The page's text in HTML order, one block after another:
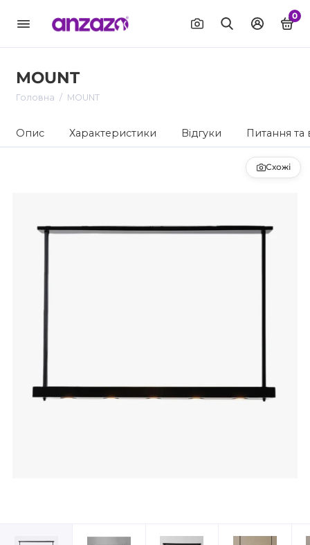
0
MOUNT
Головна MOUNT
Опис Характеристики Відгуки Питання та
Схожі